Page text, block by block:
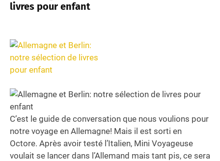
C’est le guide de conversation que nous voulions pour
notre voyage en Allemagne! Mais il est sorti en
Octore. Après avoir testé l’Italien, Mini Voyageuse
voulait se lancer dans l’Allemand mais tant pis, ce sera